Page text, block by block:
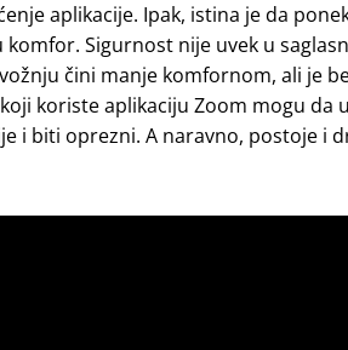
aplikacije. Ipak, istina je da
Sigurnost nije uvek u
čini manje komfornom, ali je
koriste aplikaciju Zoom mogu
i biti oprezni. A naravno, postoje i